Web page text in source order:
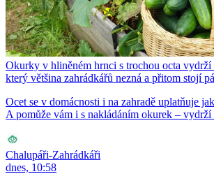
Okurky v hliněném hrnci s trochou octa
který většina zahrádkářů nezná a přitom stojí
Ocet se v domácnosti i na zahradě uplatňuje
A pomůže vám i s nakládáním okurek – vydrží
Chalupáři-Zahrádkáři
dnes, 10:58